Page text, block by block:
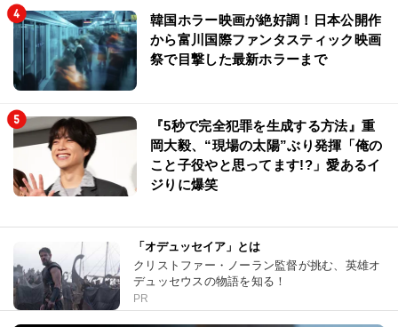
韓国ホラー映画が絶好調！日本公開作
から富川国際ファンタスティック映画
祭で目撃した最新ホラーまで
『5秒で完全犯罪を生成する方法』重
岡大毅、“現場の太陽”ぶり発揮「俺の
こと子役やと思ってます!?」愛あるイ
ジりに爆笑
「オデュッセイア」とは
クリストファー・ノーラン監督が挑む、英雄オ
デュッセウスの物語を知る！
PR